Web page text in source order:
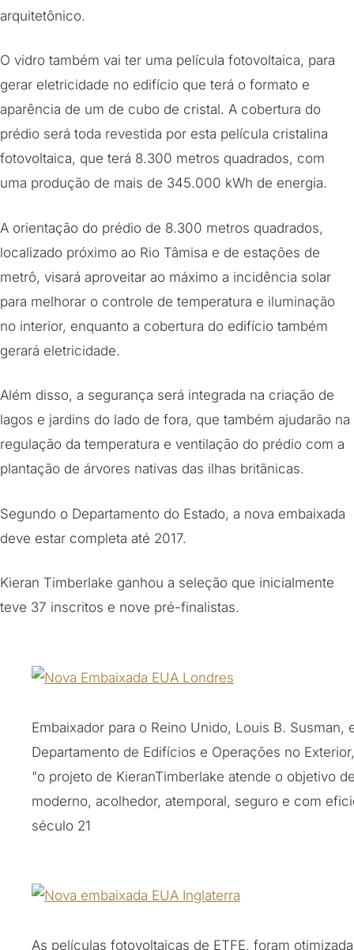
arquitetônico.
O vidro também vai ter uma película fotovoltaica, para
gerar eletricidade no edifício que terá o formato e
aparência de um de cubo de cristal. A cobertura do
prédio será toda revestida por esta película cristalina
fotovoltaica, que terá 8.300 metros quadrados, com
uma produção de mais de 345.000 kWh de energia.
A orientação do prédio de 8.300 metros quadrados,
localizado próximo ao Rio Tâmisa e de estações de
metrô, visará aproveitar ao máximo a incidência solar
para melhorar o controle de temperatura e iluminação
no interior, enquanto a cobertura do edifício também
gerará eletricidade.
Além disso, a segurança será integrada na criação de
lagos e jardins do lado de fora, que também ajudarão na
regulação da temperatura e ventilação do prédio com a
plantação de árvores nativas das ilhas britãnicas.
Segundo o Departamento do Estado, a nova embaixada
deve estar completa até 2017.
Kieran Timberlake ganhou a seleção que inicialmente
teve 37 inscritos e nove pré-finalistas.
Embaixador para o Reino Unido, Louis B. Susman,
Departamento de Edifícios e Operações no
"o projeto de KieranTimberlake atende o objetivo
moderno, acolhedor, atemporal, seguro e com
século 21
As películas fotovoltaicas de ETFE, foram